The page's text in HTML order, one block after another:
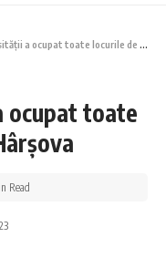
toate locurile de cazare din Hârşova
ocupat toate
Read